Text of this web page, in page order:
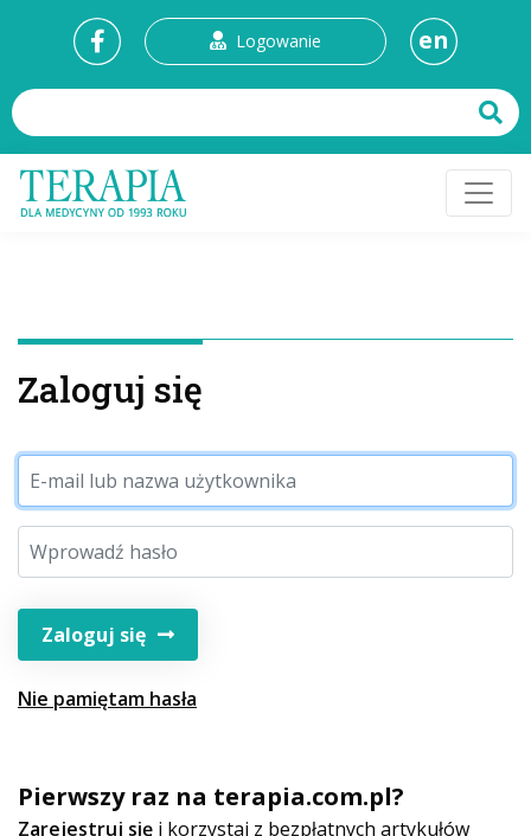
Logowanie en
Zaloguj się
Zaloguj się
Nie pamiętam hasła
Pierwszy raz na terapia.com.pl?
Zarejestruj się i korzystaj z bezpłatnych artykułów